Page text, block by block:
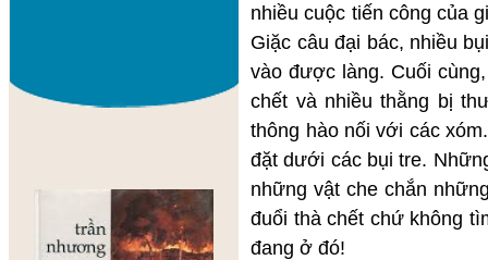
nhiều cuộc tiến công của
Giặc câu đại bác, nhiều
vào được làng. Cuối
chết và nhiều thằng bị
thông hào nối với các
đặt dưới các bụi tre.
những vật che chắn
đuổi thà chết chứ không
đang ở đó!